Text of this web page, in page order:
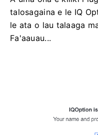
talosagaina e le IQ
le ata o lau talaaga
Fa'aauau...